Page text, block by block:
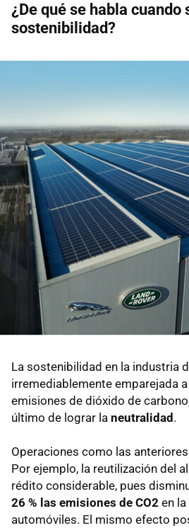
¿De qué se habla cuando
sostenibilidad?
La sostenibilidad en la industria
irremediablemente emparejada
emisiones de dióxido de
último de lograr la neutralidad.
Operaciones como las
Por ejemplo, la reutilización del
rédito considerable, pues
26 % las emisiones de CO2 en
automóviles. El mismo efecto